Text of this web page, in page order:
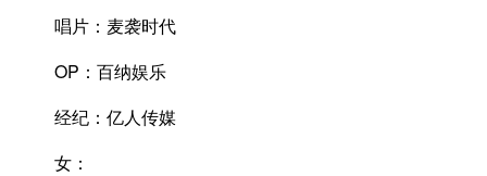
唱片：麦袭时代
OP：百纳娱乐
经纪：亿人传媒
女：